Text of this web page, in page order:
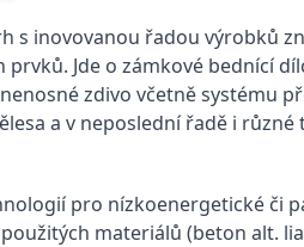
s inovovanou řadou výrobků
Jde o zámkové bednící
zdivo včetně systému
a v neposlední řadě i
pro nízkoenergetické či
materiálů (beton alt.